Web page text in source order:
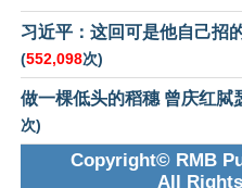
习近平：这回可是他自己招
(552,098次)
做一棵低头的稻穗 曾庆红脦
次)
Copyright© RMB
All